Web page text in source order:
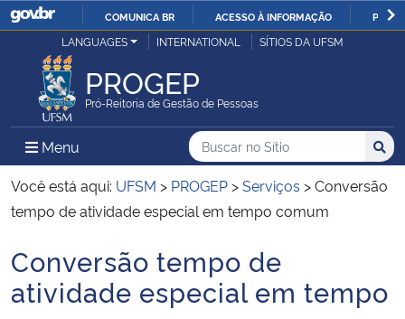
IR
COMUNICA BR ACESSO À INFORMAÇÃO
Ministério da Justiça e Segurança Pública
Ministério da Defesa
Ministério das Relações Exteriores
Ministério da Infraestrutura
LANGUAGES INTERNATIONAL SÍTIOS DA UFSM
PROGEP
Pró-Reitoria de Gestão de Pessoas
Menu Menu Principal do Sítio
Busca
Buscar no no Sítio
Busca:
Você está aqui: UFSM > PROGEP >Serviços >Conversão
tempo de atividade especial em tempo comum
Início do conteúdo
Conversão tempo de
atividade especial em tempo